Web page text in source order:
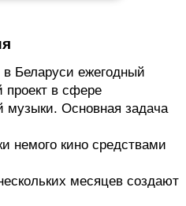
Беларуси ежегодный
проект в сфере
музыки. Основная задача
немого кино средствами
месяцев создают